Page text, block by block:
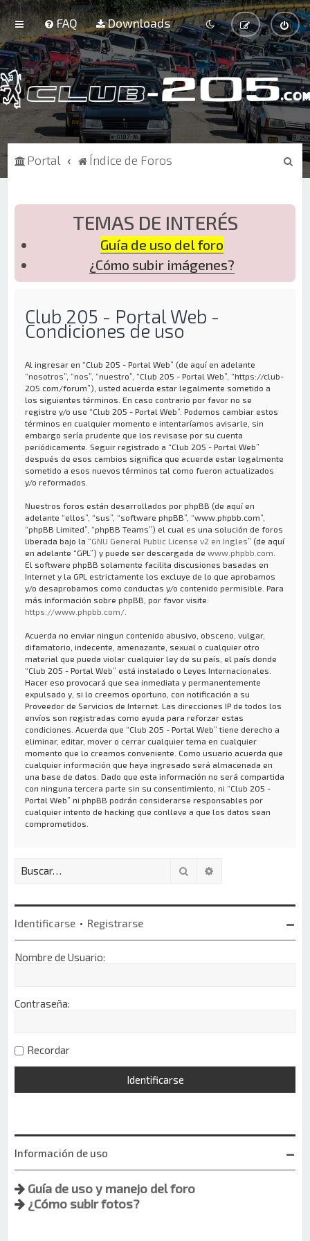
FAQ Downloads
Portal Índice de Foros
B
TEMAS DE INTERÉS
Guía de uso del foro
¿Cómo subir imágenes?
Club 205 - Portal Web -
Condiciones de uso
Al ingresar en “Club 205 - Portal Web” (de aquí en adelante
“nosotros”, “nos”, “nuestro”, “Club 205 - Portal Web”, “https://club-
205.com/forum”), usted acuerda estar legalmente sometido a
los siguientes términos. En caso contrario por favor no se
registre y/o use “Club 205 - Portal Web”. Podemos cambiar estos
términos en cualquier momento e intentaríamos avisarle, sin
embargo sería prudente que los revisase por su cuenta
periódicamente. Seguir registrado a “Club 205 - Portal Web”
después de esos cambios significa que acuerda estar legalmente
sometido a esos nuevos términos tal como fueron actualizados
y/o reformados.
Nuestros foros están desarrollados por phpBB (de aquí en
adelante “ellos”, “sus”, “software phpBB”, “www.phpbb.com”,
“phpBB Limited”, “phpBB Teams”) el cual es una solución de foros
liberada bajo la “GNU General Public License v2 en Ingles” (de aquí
en adelante “GPL”) y puede ser descargada dewww.phpbb.com
El software phpBB solamente facilita discusiones basadas en
Internet y la GPL estrictamente los excluye de lo que aprobamos
y/o desaprobamos como conductas y/o contenido permisible. Para
más información sobre phpBB, por favor visite:
https://www.phpbb.com/
Acuerda no enviar ningun contenido abusivo, obsceno, vulgar,
difamatorio, indecente, amenazante, sexual o cualquier otro
material que pueda violar cualquier ley de su país, el país donde
“Club 205 - Portal Web” está instalado o Leyes Internacionales.
Hacer eso provocará que sea inmediata y permanentemente
expulsado y, si lo creemos oportuno, con notificación a su
Proveedor de Servicios de Internet. Las direcciones IP de todos los
envíos son registradas como ayuda para reforzar estas
condiciones. Acuerda que “Club 205 - Portal Web” tiene derecho a
eliminar, editar, mover o cerrar cualquier tema en cualquier
momento que lo creamos conveniente. Como usuario acuerda que
cualquier información que haya ingresado será almacenada en
una base de datos. Dado que esta información no será compartida
con ninguna tercera parte sin su consentimiento, ni “Club 205 -
Portal Web” ni phpBB podrán considerarse responsables por
cualquier intento de hacking que conlleve a que los datos sean
comprometidos.
Buscar
Identificarse • Registrarse
Nombre de Usuario:
Contraseña:
Recordar
Información de uso
Guía de uso y manejo del foro
¿Cómo subir fotos?